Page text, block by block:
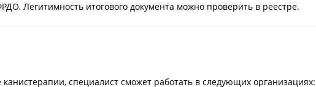
Легитимность итогового документа можно проверить в реестре.
специалист сможет работать в следующих организациях: